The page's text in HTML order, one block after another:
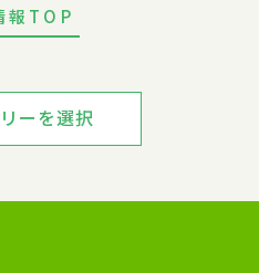
報TOP
ーを選択